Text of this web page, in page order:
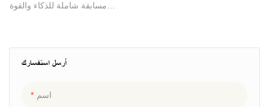
أرسل استفسارك
اسم
مسابقة شاملة للذكاء والقوة
محدودة. إذا نجح التحدي خلال فترة
على جائزة. دورة العوائق القابلة